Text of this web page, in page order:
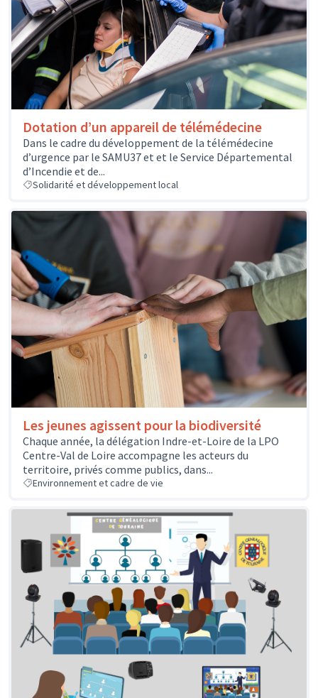
Dotation d’un appareil de télémédecine
Dans le cadre du développement de la télémédecine
d’urgence par le SAMU37 et et le Service Départemental
d’Incendie et de...
Solidarité et développement local
Les jeunes agissent pour la biodiversité
Chaque année, la délégation Indre-et-Loire de la LPO
Centre-Val de Loire accompagne les acteurs du
territoire, privés comme publics, dans...
Environnement et cadre de vie